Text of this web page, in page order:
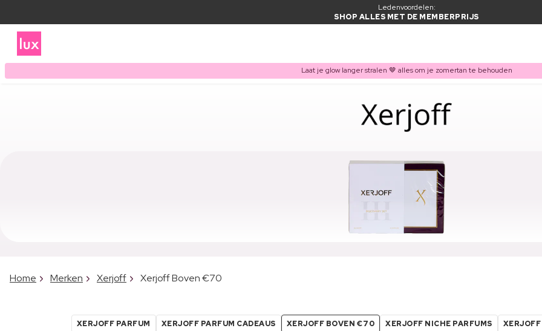
Ledenvoordelen:
SHOP ALLES MET DE MEMBERPRIJS
Laat je glow langer stralen 🤎 alles om je zomertan te behouden
Home Merken Xerjoff Xerjoff Boven €70
XERJOFF PARFUM XERJOFF PARFUM CADEAUS XERJOFF BOVEN €70 XERJOFF NICHE PARFUMS